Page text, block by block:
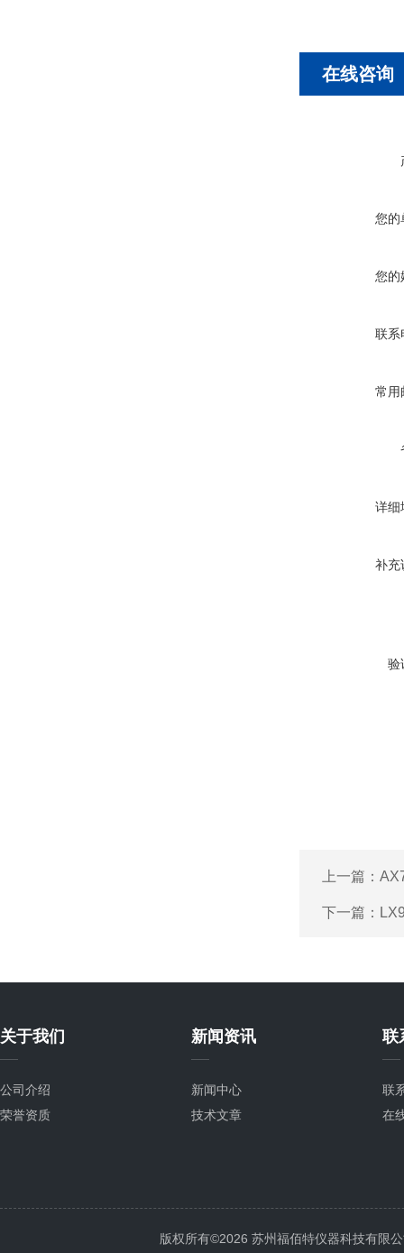
在线咨询
您的
您的
联系
常用
详细
补充
验
上一篇：
下一篇：
关于我们
公司介绍
荣誉资质
新闻资讯
新闻中心
技术文章
联
联
在
版权所有©2026 苏州福佰特仪器科技有限